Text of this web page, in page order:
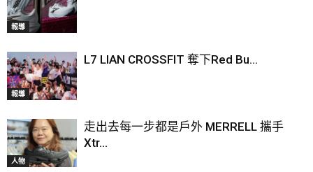
報導
報導
L7 LIAN CROSSFIT 奪下Red Bu...
人物
走出去每一步都是戶外 MERRELL 攜手
Xtr...